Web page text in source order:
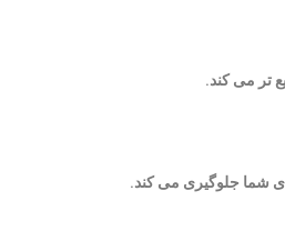
تر می کند.
شما جلوگیری می کند.